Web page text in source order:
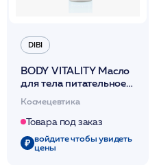
DIBI
BODY VITALITY Масло
для тела питательное
ревитализирующее
500 мл /DIBI
Космецевтика
Товара под заказ
войдите чтобы увидеть
цены